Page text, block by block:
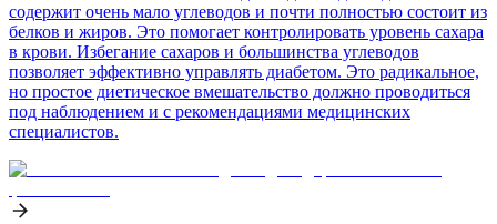
содержит очень мало углеводов и почти полностью состоит из
белков и жиров. Это помогает контролировать уровень сахара
в крови. Избегание сахаров и большинства углеводов
позволяет эффективно управлять диабетом. Это радикальное,
но простое диетическое вмешательство должно проводиться
под наблюдением и с рекомендациями медицинских
специалистов.